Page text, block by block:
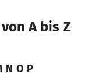
A bis Z
N O P